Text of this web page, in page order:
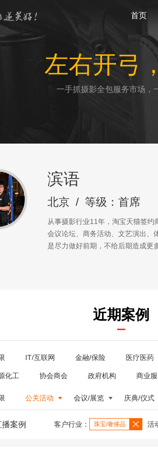
首页
左右开弓
一手抓摄影全包服务市场，
滨语
北京 / 等级：首席
从事摄影行业11年，淘宝天猫签约
会议论坛、商务活动、文艺演出、
是尽力做好前期，不给后期造成更
近期案例
IT/互联网 金融/保险 医疗医药
化工 协会商会 政府机构 商业
公关活动 会议/展览 庆典/仪式
案例 客户行业： 珠宝/奢侈品 活